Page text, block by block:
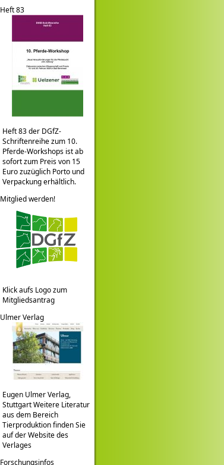
Heft 83
Heft 83 der DGfZ-
Schriftenreihe zum 10.
Pferde-Workshops ist ab
sofort zum Preis von 15
Euro zuzüglich Porto und
Verpackung erhältlich.
Mitglied werden!
Klick aufs Logo zum
Mitgliedsantrag
Ulmer Verlag
Eugen Ulmer Verlag,
Stuttgart Weitere Literatur
aus dem Bereich
Tierproduktion finden Sie
auf der Website des
Verlages
Forschungsinfos